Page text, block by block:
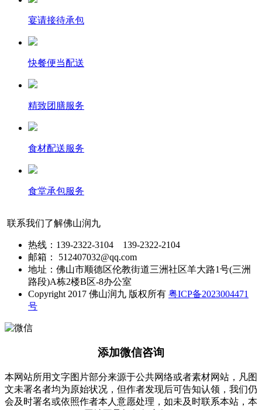
宴请接待承包
快餐便当配送
精致团膳服务
食材配送服务
食堂承包服务
联系我们了解佛山润九
热线：139-2322-3104 139-2322-2104
邮箱： 512407032@qq.com
地址：佛山市顺德区伦教街道三洲社区羊大路1号(三洲
路段)A栋2楼B区-8办公室
Copyright 2017 佛山润九 版权所有 粤ICP备2023004471
号
添加微信咨询
本网站所用文字图片部分来源于公共网络或者素材网站，凡图
文未署名者均为原始状况，但作者发现后可告知认领，我们仍
会及时署名或依照作者本人意愿处理，如未及时联系本站，本